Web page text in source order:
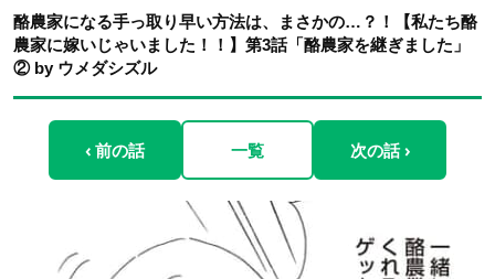
酪農家になる手っ取り早い方法は、まさかの…？！【私たち酪
農家に嫁いじゃいました！！】第3話「酪農家を継ぎました」
② by ウメダシズル
‹ 前の話 一覧 次の話 ›